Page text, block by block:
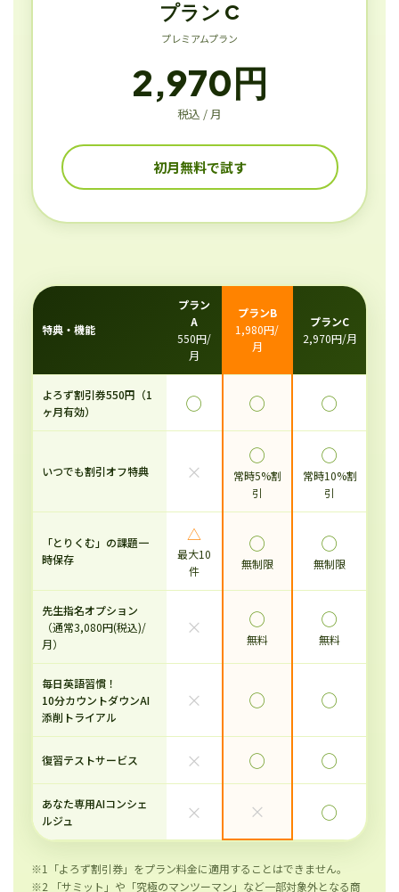
プラン C
プレミアムプラン
2,970円
税込 / 月
初月無料で試す
特典・機能
プラン
A
550円/
月
プランB
1,980円/
月
プランC
2,970円/月
よろず割引券550円（1
ヶ月有効）
◯ ◯ ◯
いつでも割引オフ特典 ×
◯
常時5%割
引
◯
常時10%割
引
「とりくむ」の課題一
時保存
△
最大10
件
◯
無制限
◯
無制限
先生指名オプション
（通常3,080円(税込)/
月）
× ◯
無料
◯
無料
毎日英語習慣！
10分カウントダウンAI
添削トライアル
× ◯ ◯
復習テストサービス × ◯ ◯
あなた専用AIコンシェ
ルジュ
× × ◯
※1「よろず割引券」をプラン料金に適用することはできません。
※2 「サミット」や「究極のマンツーマン」など一部対象外となる商